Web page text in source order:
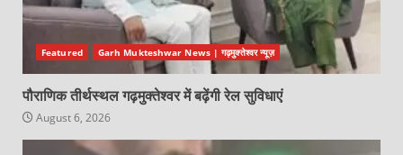
Featured Garh Mukteshwar News | गढ़मुक्तेश्वर न्यूज़
पौराणिक तीर्थस्थल गढ़मुक्तेश्वर में बढ़ेंगी रेल सुविधाएं
August 6, 2026